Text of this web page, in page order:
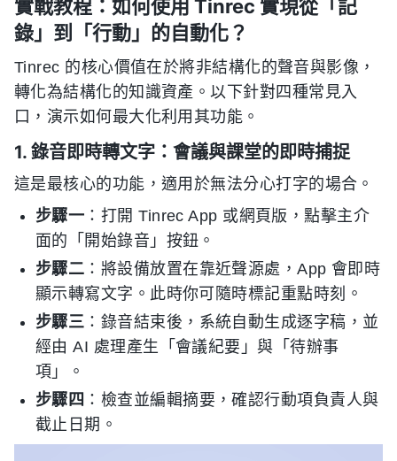
實戰教程：如何使用 Tinrec 實現從「記
錄」到「行動」的自動化？
Tinrec 的核心價值在於將非結構化的聲音與影像，
轉化為結構化的知識資產。以下針對四種常見入
口，演示如何最大化利用其功能。
1. 錄音即時轉文字：會議與課堂的即時捕捉
這是最核心的功能，適用於無法分心打字的場合。
步驟一 ：打開 Tinrec App 或網頁版，點擊主介
面的「開始錄音」按鈕。
步驟二 ：將設備放置在靠近聲源處，App 會即時
顯示轉寫文字。此時你可隨時標記重點時刻。
步驟三 ：錄音結束後，系統自動生成逐字稿，並
經由 AI 處理產生「會議紀要」與「待辦事
項」。
步驟四 ：檢查並編輯摘要，確認行動項負責人與
截止日期。